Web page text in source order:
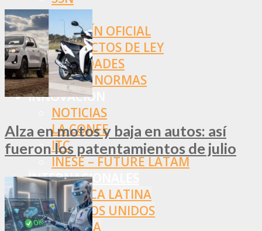
SRT
BOLETÍN OFICIAL
PROYECTOS DE LEY
SOCIEDADES
OTRAS NORMAS
INNOVACIÓN
NOTICIAS
LA CONFE
ITC
INESE – FÜTURE LATAM
INTERNACIONALES
AMÉRICA LATINA
ESTADOS UNIDOS
EUROPA
Alza en motos y baja en autos: así
fueron los patentamientos de julio